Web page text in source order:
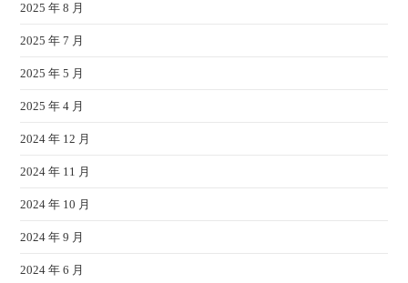
2025 年 8 月
2025 年 7 月
2025 年 5 月
2025 年 4 月
2024 年 12 月
2024 年 11 月
2024 年 10 月
2024 年 9 月
2024 年 6 月